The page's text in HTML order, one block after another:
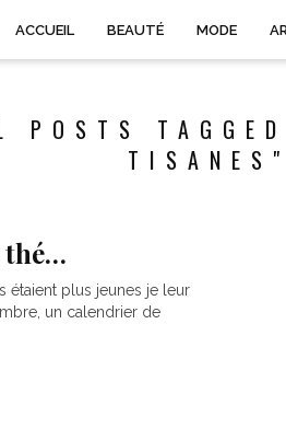
ACCUEIL BEAUTÉ MODE
POSTS
TISANES"
thé…
étaient plus jeunes je leur
un calendrier de